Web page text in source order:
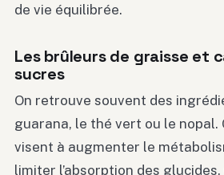
de vie équilibrée.
Les brûleurs de graisse et
sucres
On retrouve souvent des
guarana, le thé vert ou le nopal.
visent à augmenter le
limiter l’absorption des